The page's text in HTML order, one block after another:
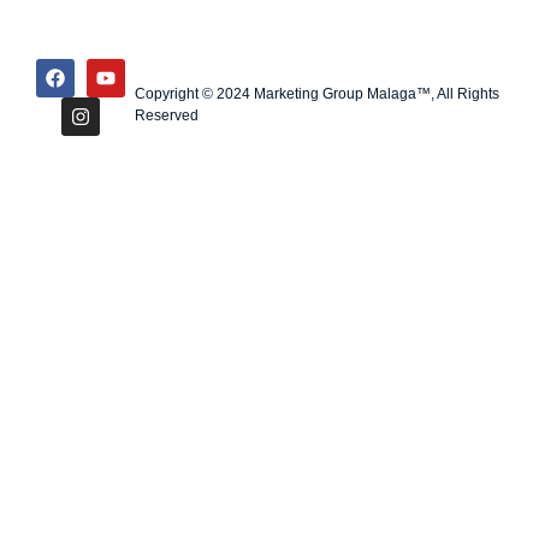
Copyright © 2024 Marketing Group Malaga™, All Rights
Reserved